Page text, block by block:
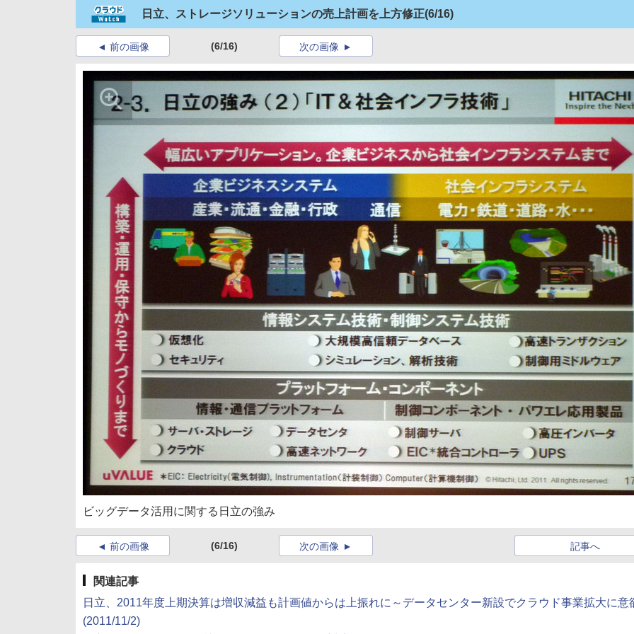
日立、ストレージソリューションの売上計画を上方修正(6/16)
前の画像 (6/16) 次の画像
ビッグデータ活用に関する日立の強み
前の画像 (6/16) 記事へ
次の画像
関連記事
日立、2011年度上期決算は増収減益も計画値からは上振れに～データセンター新設でクラウド事業拡大に意
(2011/11/2)